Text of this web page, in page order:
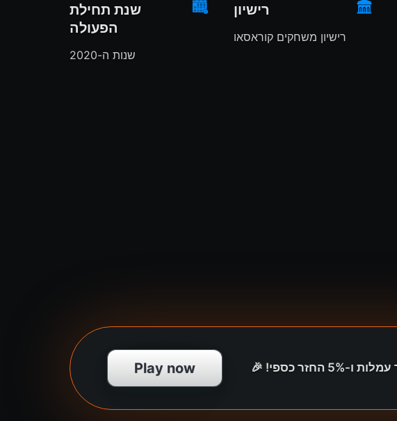
רישיון
רישיון משחקים קוראסאו
שנת תחילת
הפעולה
שנות ה-2020
Play now